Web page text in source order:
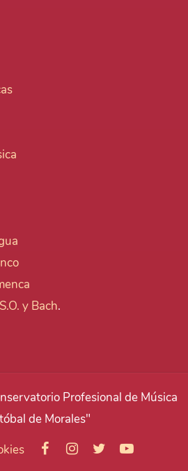
y Bach.
Profesional de Música
de Morales"